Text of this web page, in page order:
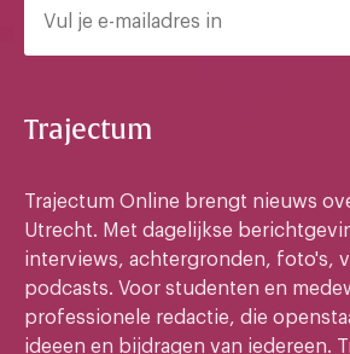
Trajectum
Trajectum Online brengt nieuws
Utrecht. Met dagelijkse
interviews, achtergronden, foto's,
podcasts. Voor studenten en
professionele redactie, die
ideeen en bijdragen van iedereen.